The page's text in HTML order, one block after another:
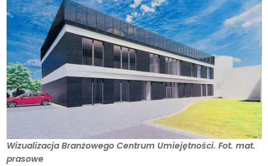
Wizualizacja Branżowego Centrum Umiejętności. Fot. mat.
prasowe